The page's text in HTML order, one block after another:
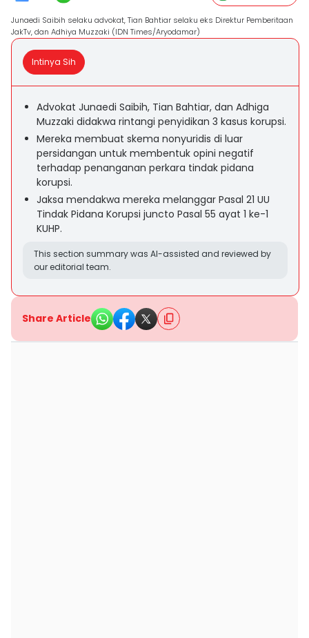
Junaedi Saibih selaku advokat, Tian Bahtiar selaku eks Direktur Pemberitaan
JakTv, dan Adhiya Muzzaki (IDN Times/Aryodamar)
Intinya Sih
Advokat Junaedi Saibih, Tian Bahtiar, dan Adhiga
Muzzaki didakwa rintangi penyidikan 3 kasus korupsi.
Mereka membuat skema nonyuridis di luar
persidangan untuk membentuk opini negatif
terhadap penanganan perkara tindak pidana
korupsi.
Jaksa mendakwa mereka melanggar Pasal 21 UU
Tindak Pidana Korupsi juncto Pasal 55 ayat 1 ke-1
KUHP.
This section summary was AI-assisted and reviewed by
our editorial team.
Share Article